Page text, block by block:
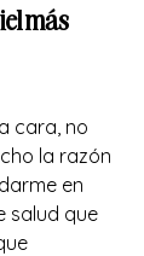
más
cara, no
la razón
en
salud que